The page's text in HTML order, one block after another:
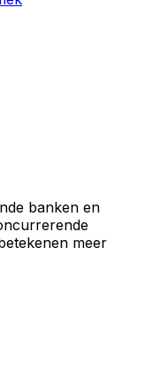
banken en
meer